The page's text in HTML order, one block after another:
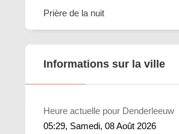
Prière de la nuit
Informations sur la ville
Heure actuelle pour Denderleeuw
05:29, Samedi, 08 Août 2026